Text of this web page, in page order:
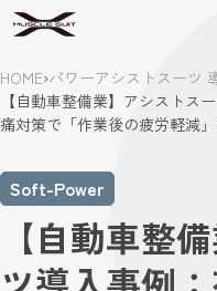
HOME›パワーアシストスーツ
【自動車整備業】アシストス
痛対策で「作業後の疲労軽減
Soft-Power
【自動車整